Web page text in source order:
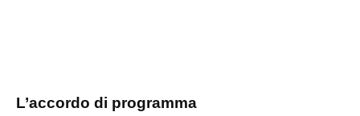
L’accordo di programma